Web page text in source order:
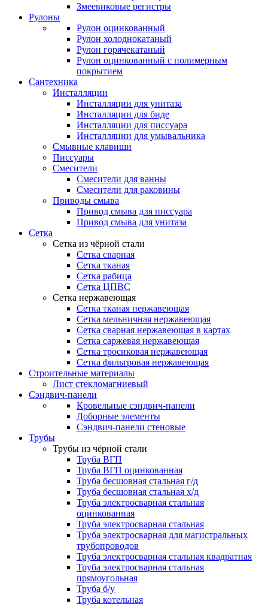
Змеевиковые регистры
Рулоны
Рулон оцинкованный
Рулон холоднокатаный
Рулон горячекатаный
Рулон оцинкованный с полимерным
покрытием
Сантехника
Инсталляции
Инсталляции для унитаза
Инсталляции для биде
Инсталляции для писсуара
Инсталляции для умывальника
Смывные клавиши
Писсуары
Смесители
Смесители для ванны
Смесители для раковины
Приводы смыва
Привод смыва для писсуара
Привод смыва для унитаза
Сетка
Сетка из чёрной стали
Сетка сварная
Сетка тканая
Сетка рабица
Сетка ЦПВС
Сетка нержавеющая
Сетка тканая нержавеющая
Сетка мельничная нержавеющая
Сетка сварная нержавеющая в картах
Сетка саржевая нержавеющая
Сетка тросиковая нержавеющая
Сетка фильтровая нержавеющая
Строительные материалы
Лист стекломагниевый
Сэндвич-панели
Кровельные сэндвич-панели
Доборные элементы
Сэндвич-панели стеновые
Трубы
Трубы из чёрной стали
Труба ВГП
Труба ВГП оцинкованная
Труба бесшовная стальная г/д
Труба бесшовная стальная х/д
Труба электросварная стальная
оцинкованная
Труба электросварная стальная
Труба электросварная для магистральных
трубопроводов
Труба электросварная стальная квадратная
Труба электросварная стальная
прямоугольная
Труба б/у
Труба котельная